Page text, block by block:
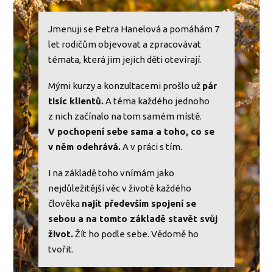
Jmenuji se Petra Hanelová a pomáhám 7
let rodičům objevovat a zpracovávat
témata, která jim jejich děti otevírají.
Mými kurzy a konzultacemi prošlo už pár
tisíc klientů.A téma každého jednoho
z nich začínalo na tom samém místě.
V pochopení sebe sama a toho, co se
v něm odehrává.A v práci s tím.
I na základě toho vnímám jako
nejdůležitější věc v životě každého
člověka najít především spojení se
sebou a na tomto základě stavět svůj
život.Žít ho podle sebe. Vědomě ho
tvořit.